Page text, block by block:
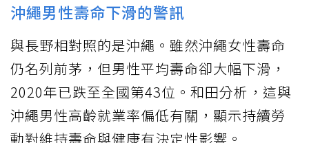
沖繩男性壽命下滑的警訊
與長野相對照的是沖繩。雖然沖繩女性壽命
仍名列前茅，但男性平均壽命卻大幅下滑，
2020年已跌至全國第43位。和田分析，這與
沖繩男性高齡就業率偏低有關，顯示持續勞
動對維持壽命與健康有決定性影響。